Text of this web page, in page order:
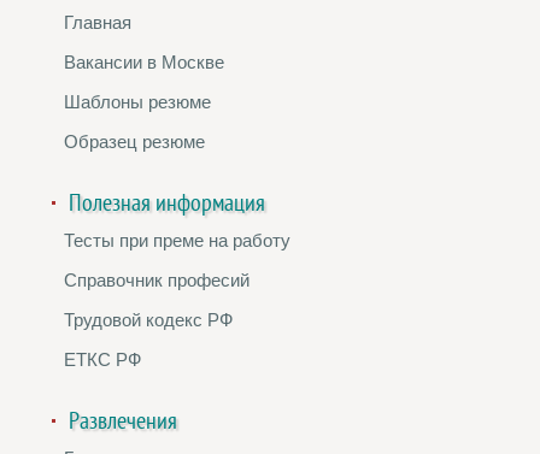
Главная
Вакансии в Москве
Шаблоны резюме
Образец резюме
Полезная информация
Тесты при преме на работу
Справочник професий
Трудовой кодекс РФ
ЕТКС РФ
Развлечения